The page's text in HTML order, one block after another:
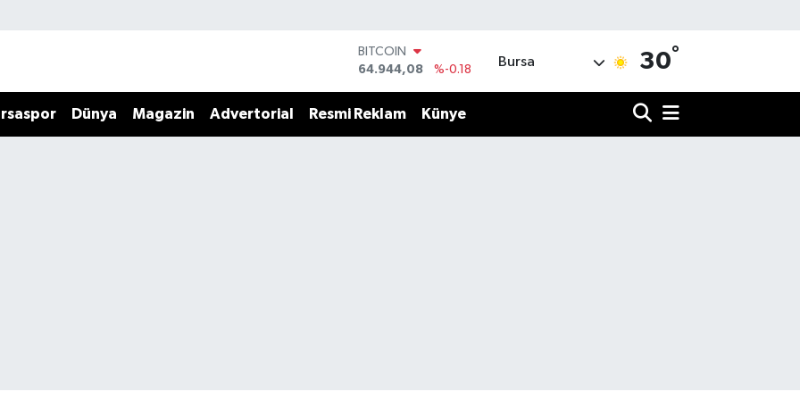
64.944,08
DOLAR
47,7436
%0.18
EURO
Bursa 30°
Dünya Magazin Advertorial Resmi Reklam Künye